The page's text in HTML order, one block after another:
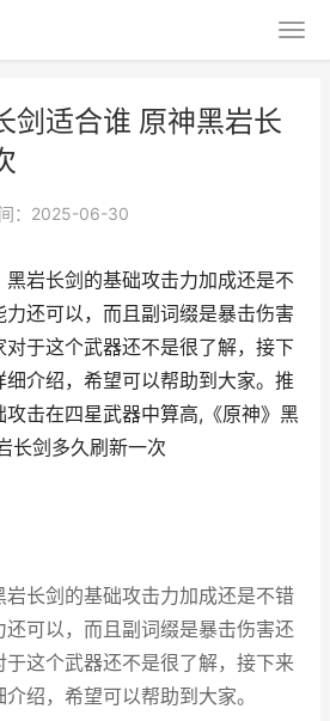
剑适合谁 原神黑岩长
：2025-06-30
岩长剑的基础攻击力加成还是不
还可以，而且副词缀是暴击伤害
于这个武器还不是很了解，接下
介绍，希望可以帮助到大家。推
击在四星武器中算高,《原神》黑
长剑多久刷新一次
岩长剑的基础攻击力加成还是不错
可以，而且副词缀是暴击伤害还
这个武器还不是很了解，接下来
绍，希望可以帮助到大家。